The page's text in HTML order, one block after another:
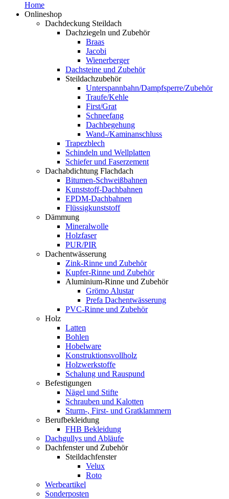
Home
Onlineshop
Dachdeckung Steildach
Dachziegeln und Zubehör
Braas
Jacobi
Wienerberger
Dachsteine und Zubehör
Steildachzubehör
Unterspannbahn/Dampfsperre/Zubehör
Traufe/Kehle
First/Grat
Schneefang
Dachbegehung
Wand-/Kaminanschluss
Trapezblech
Schindeln und Wellplatten
Schiefer und Faserzement
Dachabdichtung Flachdach
Bitumen-Schweißbahnen
Kunststoff-Dachbahnen
EPDM-Dachbahnen
Flüssigkunststoff
Dämmung
Mineralwolle
Holzfaser
PUR/PIR
Dachentwässerung
Zink-Rinne und Zubehör
Kupfer-Rinne und Zubehör
Aluminium-Rinne und Zubehör
Grömo Alustar
Prefa Dachentwässerung
PVC-Rinne und Zubehör
Holz
Latten
Bohlen
Hobelware
Konstruktionsvollholz
Holzwerkstoffe
Schalung und Rauspund
Befestigungen
Nägel und Stifte
Schrauben und Kalotten
Sturm-, First- und Gratklammern
Berufbekleidung
FHB Bekleidung
Dachgullys und Abläufe
Dachfenster und Zubehör
Steildachfenster
Velux
Roto
Werbeartikel
Sonderposten